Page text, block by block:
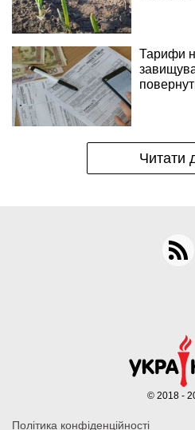
Тарифи
Читати
Політика конфіденційності
© 2018 -